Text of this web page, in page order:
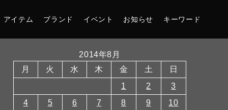
アイテム ブランド イベント お知らせ キーワード
2014年8月
月
火 水 木 金 土
日
1
2
3
4
5 6 7 8 9
10